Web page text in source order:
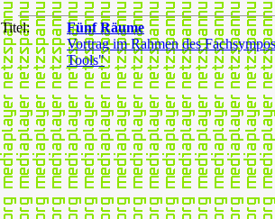
Titel:
Fünf Räume
Vortrag im Rahmen des
Tools"